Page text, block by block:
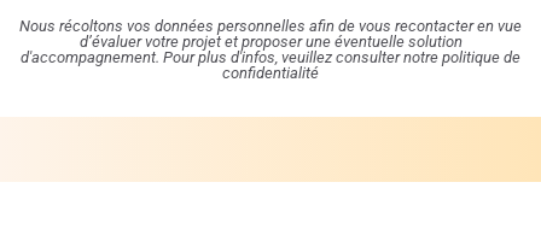
Nous récoltons vos données personnelles afin de vous recontacter en vue
d’évaluer votre projet et proposer une éventuelle solution
d'accompagnement. Pour plus d'infos, veuillez consulter notre politique de
confidentialité